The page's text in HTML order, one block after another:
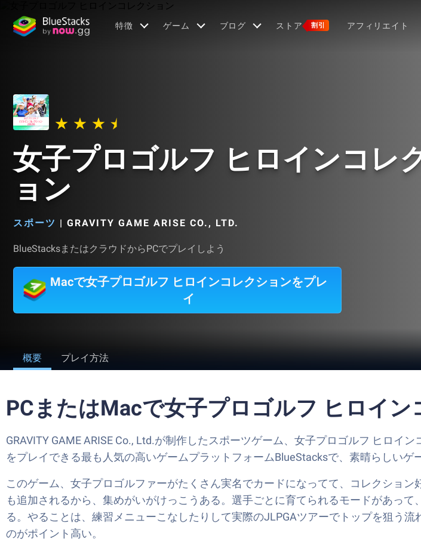
特徴 ゲーム ブログ ストア 割引 アフィリエイト
女子プロゴルフ ヒロインコレ
ョン
スポーツ | GRAVITY GAME ARISE CO., LTD.
BlueStacksまたはクラウドからPCでプレイしよう
Macで女子プロゴルフ ヒロインコレクションをプレ
イ
概要 プレイ方法
PCまたはMacで女子プロゴルフ ヒロイ
GRAVITY GAME ARISE Co., Ltd.が制作したスポーツゲーム、女子プロゴルフ ヒロ
をプレイできる最も人気の高いゲームプラットフォームBlueStacksで、素晴らしいゲ
このゲーム、女子プロゴルファーがたくさん実名でカードになってて、コレクショ
も追加されるから、集めがいがけっこうある。選手ごとに育てられるモードがあっ
る。やることは、練習メニューこなしたりして実際のJLPGAツアーでトップを狙う
のがポイント高い。